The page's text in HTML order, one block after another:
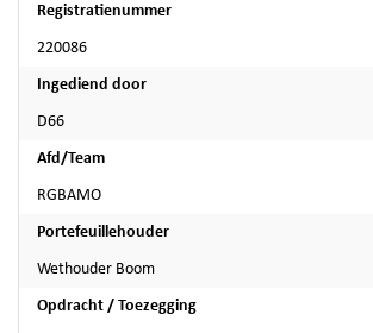
Registratienummer
220086
Ingediend door
D66
Afd/Team
RGBAMO
Portefeuillehouder
Wethouder Boom
Opdracht / Toezegging